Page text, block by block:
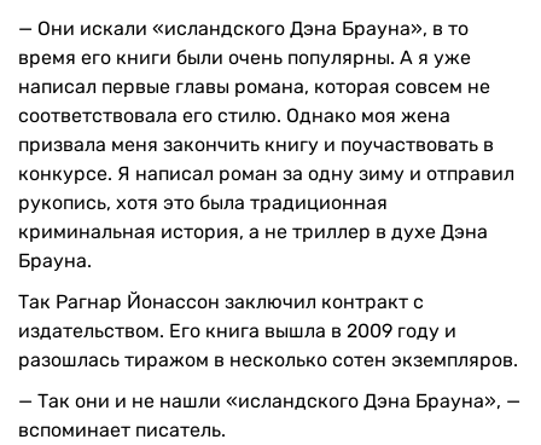
— Они искали «исландского Дэна Брауна», в то
время его книги были очень популярны. А я уже
написал первые главы романа, которая совсем не
соответствовала его стилю. Однако моя жена
призвала меня закончить книгу и поучаствовать в
конкурсе. Я написал роман за одну зиму и отправил
рукопись, хотя это была традиционная
криминальная история, а не триллер в духе Дэна
Брауна.
Так Рагнар Йонассон заключил контракт с
издательством. Его книга вышла в 2009 году и
разошлась тиражом в несколько сотен экземпляров.
— Так они и не нашли «исландского Дэна Брауна», —
вспоминает писатель.